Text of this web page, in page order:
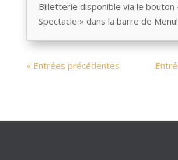
Billetterie disponible via le bouton
Spectacle » dans la barre de Menu!
« Entrées précédentes